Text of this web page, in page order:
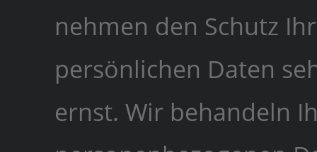
nehmen den Schutz
persönlichen Daten
ernst. Wir behandeln